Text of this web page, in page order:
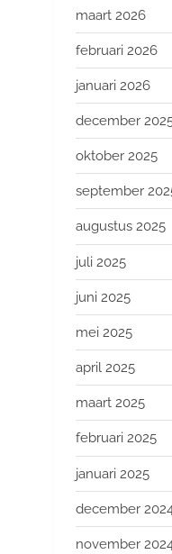
maart 2026
februari 2026
januari 2026
december
oktober 2025
september
augustus 2025
juli 2025
juni 2025
mei 2025
april 2025
maart 2025
februari 2025
januari 2025
december
november